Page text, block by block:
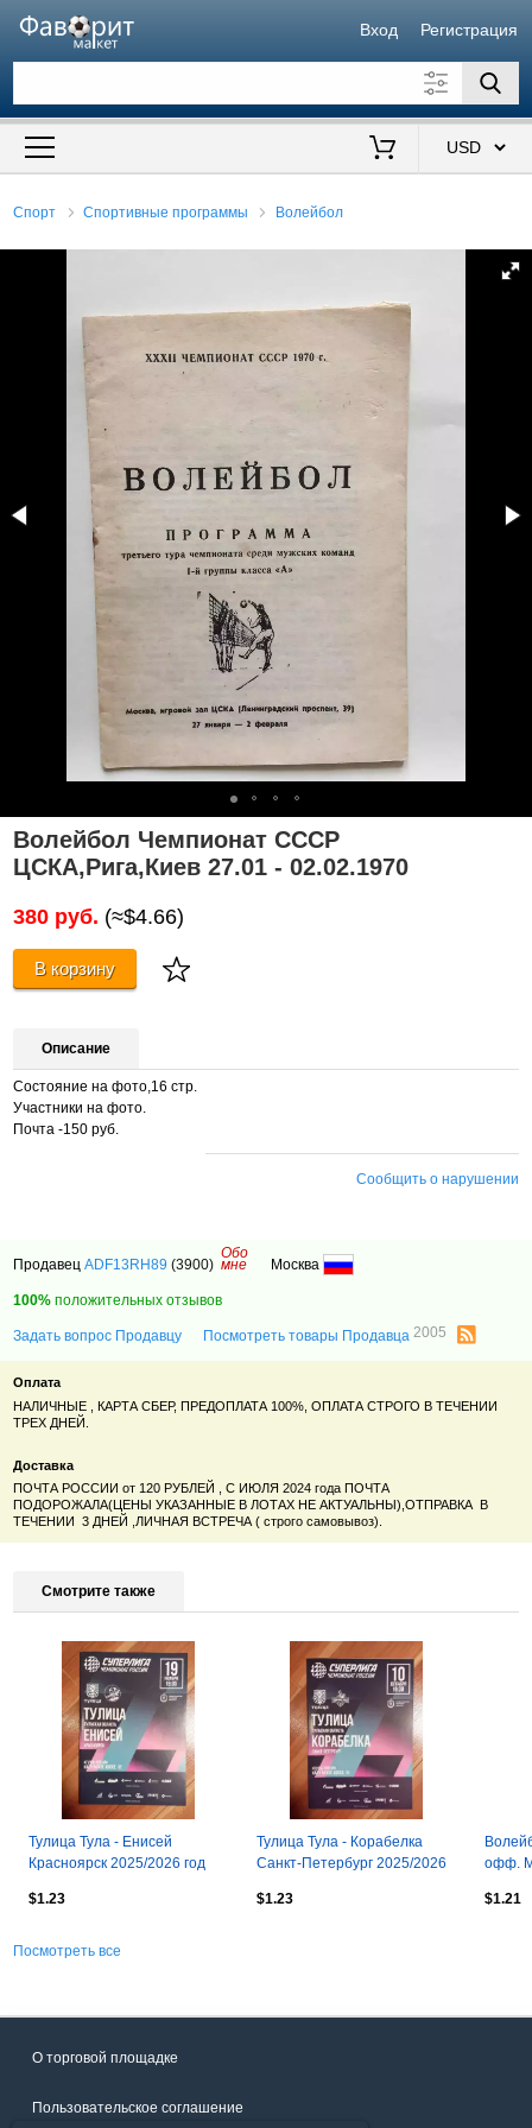
Вход Регистрация
Искать также в описании
Спорт Спортивные программы Волейбол
Волейбол Чемпионат СССР
ЦСКА,Рига,Киев 27.01 - 02.02.1970
380 руб. (≈$4.66)
В корзину
Описание
Состояние на фото,16 стр.
Участники на фото.
Почта -150 руб.
Сообщить о нарушении
ПродавецADF13RH89 (3900)
Обо
мне Москва
100% положительных отзывов
Задать вопрос Продавцу Посмотреть товары Продавца2005
Оплата
НАЛИЧНЫЕ , КАРТА СБЕР, ПРЕДОПЛАТА 100%, ОПЛАТА СТРОГО В ТЕЧЕНИИ
ТРЕХ ДНЕЙ.
Доставка
ПОЧТА РОССИИ от 120 РУБЛЕЙ , С ИЮЛЯ 2024 года ПОЧТА
ПОДОРОЖАЛА(ЦЕНЫ УКАЗАННЫЕ В ЛОТАХ НЕ АКТУАЛЬНЫ),ОТПРАВКА В
ТЕЧЕНИИ 3 ДНЕЙ ,ЛИЧНАЯ ВСТРЕЧА ( строго самовывоз).
Смотрите также
Тулица Тула - Енисей
Красноярск 2025/2026 год
$1.23
Тулица Тула - Корабелка
Санкт-Петербург 2025/2026
$1.23
офф.
$1.21
Посмотреть все
О торговой площадке
Пользовательское соглашение